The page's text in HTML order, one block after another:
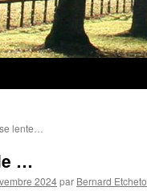
lente…
…
2024par Bernard Etcheto